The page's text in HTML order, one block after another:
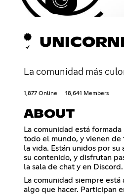
La comunidad más
1,877 Online 18,641 Members
ABOUT
La comunidad está
todo el mundo, y vienen de
la vida. Están unidos por
su contenido, y disfrutan
la sala de chat y en Discord.
La comunidad siempre está
algo que hacer. Participan